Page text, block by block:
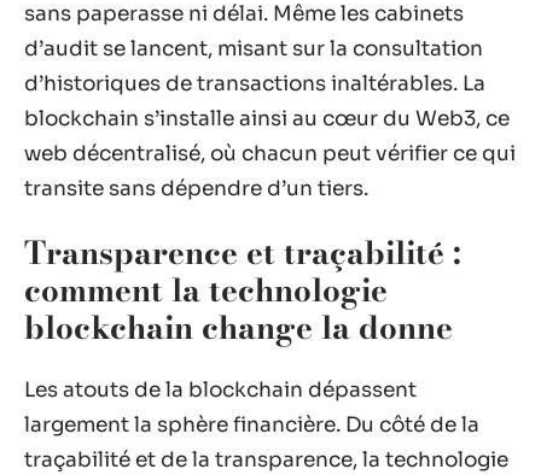
sans paperasse ni délai. Même les cabinets
d’audit se lancent, misant sur la consultation
d’historiques de transactions inaltérables. La
blockchain s’installe ainsi au cœur du Web3, ce
web décentralisé, où chacun peut vérifier ce qui
transite sans dépendre d’un tiers.
Transparence et traçabilité :
comment la technologie
blockchain change la donne
Les atouts de la blockchain dépassent
largement la sphère financière. Du côté de la
traçabilité et de la transparence, la technologie